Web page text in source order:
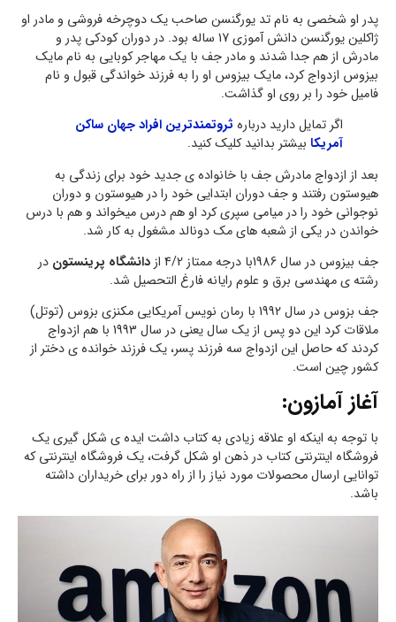
پدر او شخصی به نام تد یورگنسن صاحب یک دوچرخه فروشی و مادر او
ژاکلین یورگنسن دانش آموزی 17 ساله بود. در دوران کودکی پدر و
مادرش از هم جدا شدند و مادر جف با یک مهاجر کوبایی به نام مایک
بیزوس ازدواج کرد، مایک بیزوس او را به فرزند خواندگی قبول و نام
فامیل خود را بر روی او گذاشت.
اگر تمایل دارید درباره ثروتمندترین افراد جهان ساکن
آمریکا بیشتر بدانید کلیک کنید.
بعد از ازدواج مادرش جف با خانواده ی جدید خود برای زندگی به
هیوستون رفتند و جف دوران ابتدایی خود را در هیوستون و دوران
نوجوانی خود را در میامی سپری کرد او هم درس میخواند و هم با درس
خواندن در یکی از شعبه های مک دونالد مشغول به کار شد.
جف بیزوس در سال 1986با درجه ممتاز 4/2 از
دانشگاه پرینستون در
رشته ی مهندسی برق و علوم رایانه فارغ التحصیل شد.
جف بزوس در سال 1992 با رمان نویس آمریکایی مکنزی بزوس (توتل)
ملاقات کرد این دو پس از یک سال یعنی در سال 1993 با هم ازدواج
کردند که حاصل این ازدواج سه فرزند پسر، یک فرزند خوانده ی دختر از
کشور چین است.
آغاز آمازون:
با توجه به اینکه او علاقه زیادی به کتاب داشت ایده ی شکل گیری یک
فروشگاه اینترنتی کتاب در ذهن او شکل گرفت، یک فروشگاه اینترنتی که
توانایی ارسال محصولات مورد نیاز را از راه دور برای خریداران داشته
باشد.